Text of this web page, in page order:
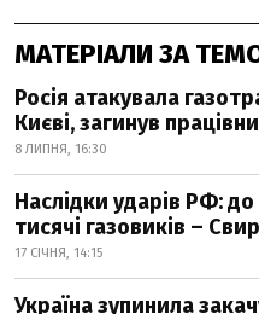
МАТЕРІАЛИ ЗА
Росія атакувала
Києві, загинув
8 ЛИПНЯ, 16:30
Наслідки ударів РФ:
тисячі газовиків –
17 СІЧНЯ, 14:15
Україна зупинила